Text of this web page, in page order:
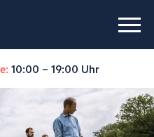
10:00 – 19:00 Uhr